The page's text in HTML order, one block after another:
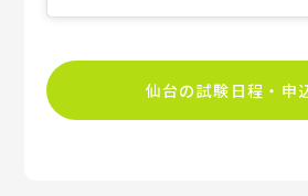
仙台の試験日程・申